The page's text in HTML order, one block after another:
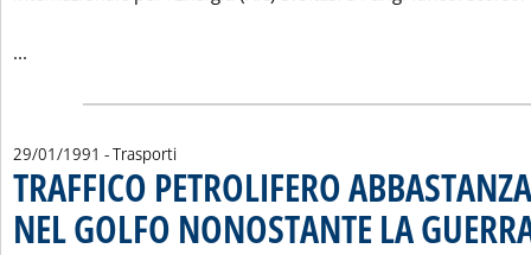
...
29/01/1991 - Trasporti
TRAFFICO PETROLIFERO
NEL GOLFO NONOSTANTE LA